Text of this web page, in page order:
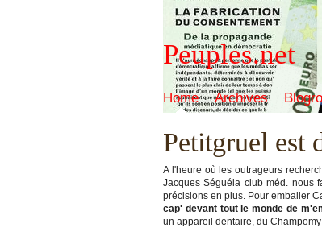
Peuples.net
Home Archives
Petitgruel est
A l'heure où les outrageurs
Jacques Séguéla club méd. nous
précisions en plus. Pour emballer
cap' devant tout le monde de
un appareil dentaire, du